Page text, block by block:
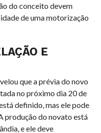
do conceito devem
de uma motorização
E
que a prévia do novo
no próximo dia 20 de
definido, mas ele pode
produção do novato está
e ele deve